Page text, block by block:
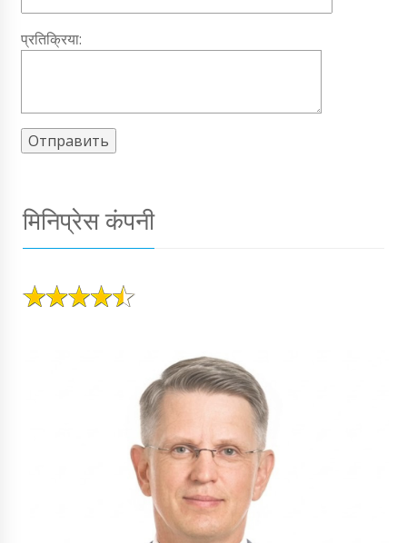
प्रतिक्रिया:
मिनिप्रेस कंपनी